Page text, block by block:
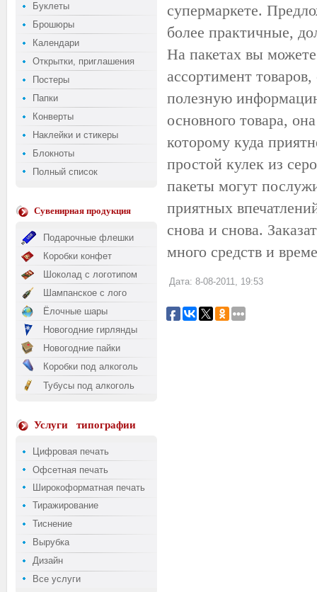
Буклеты
Брошюры
Календари
Открытки, приглашения
Постеры
Папки
Конверты
Наклейки и стикеры
Блокноты
Полный список
Сувенирная продукция
Подарочные флешки
Коробки конфет
Шоколад с логотипом
Шампанское с лого
Ёлочные шары
Новогодние гирлянды
Новогодние пайки
Коробки под алкоголь
Тубусы под алкоголь
Услуги типографии
Цифровая печать
Офсетная печать
Широкоформатная печать
Тиражирование
Тиснение
Вырубка
Дизайн
Все услуги
супермаркете.
более практичные,
На пакетах вы
ассортимент
полезную
основного товара,
которому куда
простой кулек из
пакеты могут
приятных
снова и снова.
много средств и
Дата: 8-08-2011, 19:53